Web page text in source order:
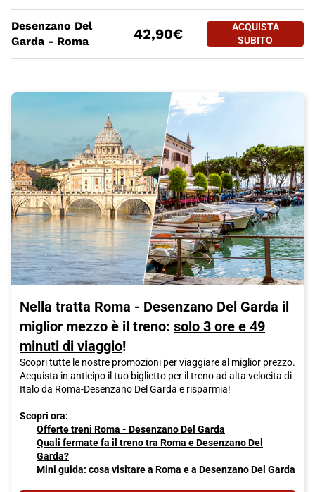
ACQUISTA SUBITO
Desenzano Del
Garda - Roma
42,90€
ACQUISTA
SUBITODESENZANO
Nella tratta Roma - Desenzano Del Garda il
miglior mezzo è il treno: solo 3 ore e 49
minuti di viaggio!
Scopri tutte le nostre promozioni per viaggiare al miglior prezzo.
Acquista in anticipo il tuo biglietto per il treno ad alta velocita di
Italo da Roma-Desenzano Del Garda e risparmia!
Scopri ora:
Offerte treni Roma - Desenzano Del Garda
Quali fermate fa il treno tra Roma e Desenzano Del
Garda?
Mini guida: cosa visitare a Roma e a Desenzano Del Garda